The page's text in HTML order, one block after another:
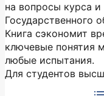
на вопросы курса и
Государственного
Книга сэкономит
ключевые понятия
любые испытания.
Для студентов